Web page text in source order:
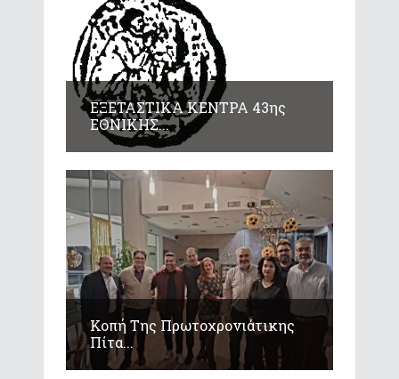
ΕΞΕΤΑΣΤΙΚΑ ΚΕΝΤΡΑ 43ης
ΕΘΝΙΚΗΣ...
Κοπή Της Πρωτοχρονιάτικης
Πίτα...